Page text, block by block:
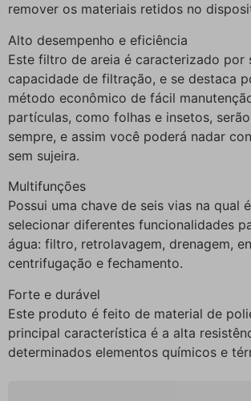
remover os materiais retidos no
Alto desempenho e eficiência
Este filtro de areia é caracterizado por
capacidade de filtração, e se destaca
método econômico de fácil
partículas, como folhas e insetos,
sempre, e assim você poderá nadar
sem sujeira.
Multifunções
Possui uma chave de seis vias na qual
selecionar diferentes funcionalidades
água: filtro, retrolavagem, drenagem,
centrifugação e fechamento.
Forte e durável
Este produto é feito de material de
principal característica é a alta
determinados elementos químicos e